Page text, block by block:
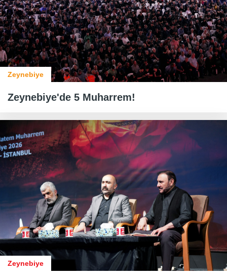
Zeynebiye
Zeynebiye'de 5 Muharrem!
Zeynebiye